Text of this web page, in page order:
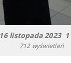
16 listopada 2023
712 wyświetleń